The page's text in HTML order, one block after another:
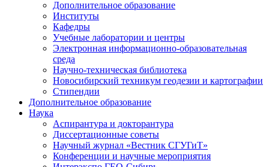
Дополнительное образование
Институты
Кафедры
Учебные лаборатории и центры
Электронная информационно-образовательная
среда
Научно-техническая библиотека
Новосибирский техникум геодезии и картографии
Стипендии
Дополнительное образование
Наука
Аспирантура и докторантура
Диссертационные советы
Научный журнал «Вестник СГУГиТ»
Конференции и научные мероприятия